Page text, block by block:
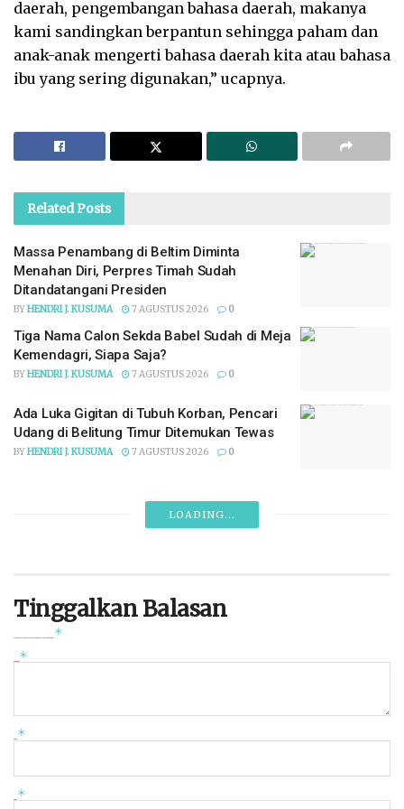
daerah, pengembangan bahasa daerah, makanya
kami sandingkan berpantun sehingga paham dan
anak-anak mengerti bahasa daerah kita atau bahasa
ibu yang sering digunakan,” ucapnya.
RelatedPosts
Massa Penambang di Beltim Diminta
Menahan Diri, Perpres Timah Sudah
Ditandatangani Presiden
BYHENDRI J. KUSUMA 7 AGUSTUS 2026 0
Tiga Nama Calon Sekda Babel Sudah di Meja
Kemendagri, Siapa Saja?
BYHENDRI J. KUSUMA 7 AGUSTUS 2026 0
Ada Luka Gigitan di Tubuh Korban, Pencari
Udang di Belitung Timur Ditemukan Tewas
BYHENDRI J. KUSUMA 7 AGUSTUS 2026 0
LOADING...
Tinggalkan Balasan
*
*
*
*